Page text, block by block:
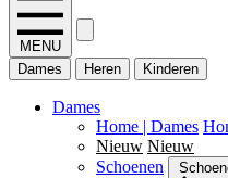
MENU
Dames
Heren Kinderen
Dames
Home | Dames
Nieuw Nieuw
Schoenen